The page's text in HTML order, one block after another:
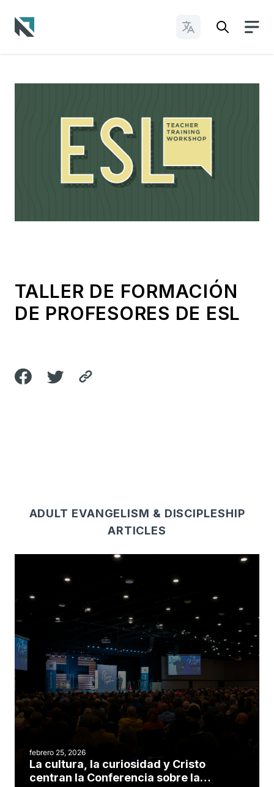
Cambiar idioma
TALLER DE FORMACIÓN
DE PROFESORES DE ESL
ADULT EVANGELISM & DISCIPLESHIP
ARTICLES
febrero 25, 2026
La cultura, la curiosidad y Cristo
centran la Conferencia sobre la